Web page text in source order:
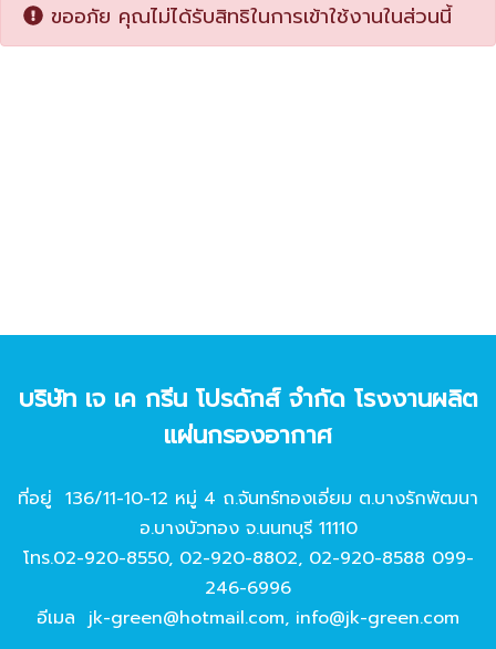
ขออภัย คุณไม่ได้รับสิทธิในการเข้าใช้งานในส่วนนี้
บริษัท เจ เค กรีน โปรดักส์ จํากัด โรงงานผลิต
แผ่นกรองอากาศ
ที่อยู่ 136/11-10-12 หมู่ 4 ถ.จันทร์ทองเอี่ยม ต.บางรักพัฒนา
อ.บางบัวทอง จ.นนทบุรี 11110
โทร.02-920-8550, 02-920-8802, 02-920-8588 099-
246-6996
อีเมล jk-green@hotmail.com, info@jk-green.com